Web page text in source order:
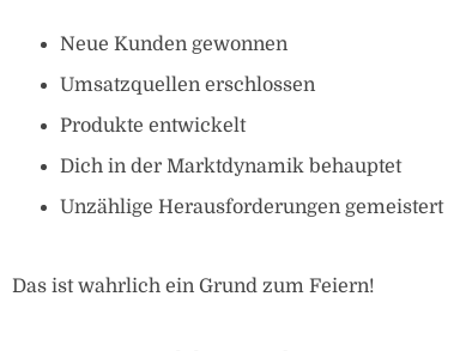
Neue Kunden gewonnen
Umsatzquellen erschlossen
Produkte entwickelt
Dich in der Marktdynamik behauptet
Unzählige Herausforderungen gemeistert
Das ist wahrlich ein Grund zum Feiern!